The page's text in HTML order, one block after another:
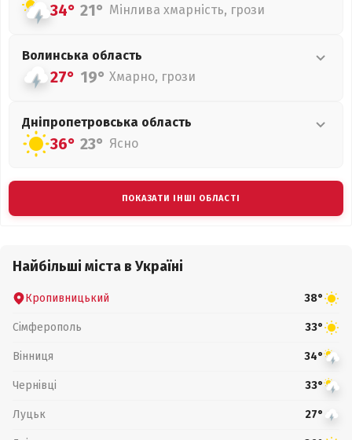
34° 21° Мінлива хмарність, грози
Волинська область
27° 19° Хмарно, грози
Дніпропетровська область
36° 23° Ясно
ПОКАЗАТИ ІНШІ ОБЛАСТІ
Найбільші міста в Україні
Кропивницький 38°
Сімферополь 33°
Вінниця 34°
Чернівці 33°
Луцьк 27°